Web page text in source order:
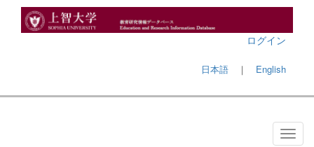
ログイン
日本語 ｜ English